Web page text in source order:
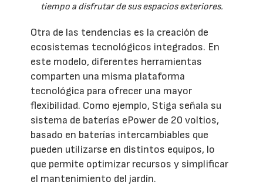
tiempo a disfrutar de sus espacios exteriores.
Otra de las tendencias es la creación de
ecosistemas tecnológicos integrados. En
este modelo, diferentes herramientas
comparten una misma plataforma
tecnológica para ofrecer una mayor
flexibilidad. Como ejemplo, Stiga señala su
sistema de baterías ePower de 20 voltios,
basado en baterías intercambiables que
pueden utilizarse en distintos equipos, lo
que permite optimizar recursos y simplificar
el mantenimiento del jardín.